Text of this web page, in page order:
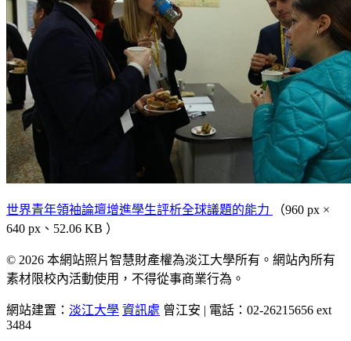
世界青年領袖論壇增進學生評析全球議題的能力
（960 px ×
640 px、52.06 KB ）
© 2026 本網站照片智慧財產權為淡江大學所有。網站內所有
素材限校內活動使用，不得從事商業行為。
網站建置： 淡江大學 資訊處 曾江安 | 電話：02-26215656 ext
3484